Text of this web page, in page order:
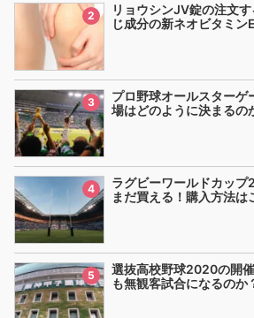
2
リョウシンJV錠の注文
じ成分の新ネオビタミ
3
プロ野球オールスターゲ
場はどのように決まるの
4
ラグビーワールドカッ
まだ買える！購入方法は
5
選抜高校野球2020の開
も無観客試合になるのか